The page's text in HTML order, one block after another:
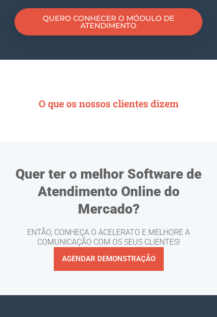
QUERO CONHECER O MÓDULO DE
ATENDIMENTO
O que os nossos clientes dizem
Quer ter o melhor Software de
Atendimento Online do
Mercado?
ENTÃO, CONHEÇA O ACELERATO E MELHORE A
COMUNICAÇÃO COM OS SEUS CLIENTES!
AGENDAR DEMONSTRAÇÃO